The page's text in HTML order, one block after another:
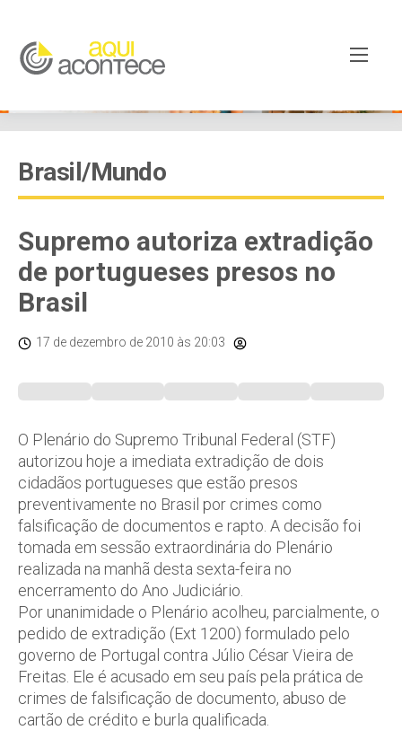
Brasil/Mundo
Supremo autoriza extradição
de portugueses presos no
Brasil
17 de dezembro de 2010 às 20:03
O Plenário do Supremo Tribunal Federal (STF)
autorizou hoje a imediata extradição de dois
cidadãos portugueses que estão presos
preventivamente no Brasil por crimes como
falsificação de documentos e rapto. A decisão foi
tomada em sessão extraordinária do Plenário
realizada na manhã desta sexta-feira no
encerramento do Ano Judiciário.
Por unanimidade o Plenário acolheu, parcialmente, o
pedido de extradição (Ext 1200) formulado pelo
governo de Portugal contra Júlio César Vieira de
Freitas. Ele é acusado em seu país pela prática de
crimes de falsificação de documento, abuso de
cartão de crédito e burla qualificada.